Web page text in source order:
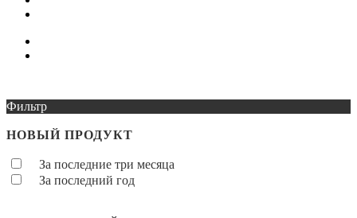
Фильтр
НОВЫЙ ПРОДУКТ
За последние три месяца
За последний год